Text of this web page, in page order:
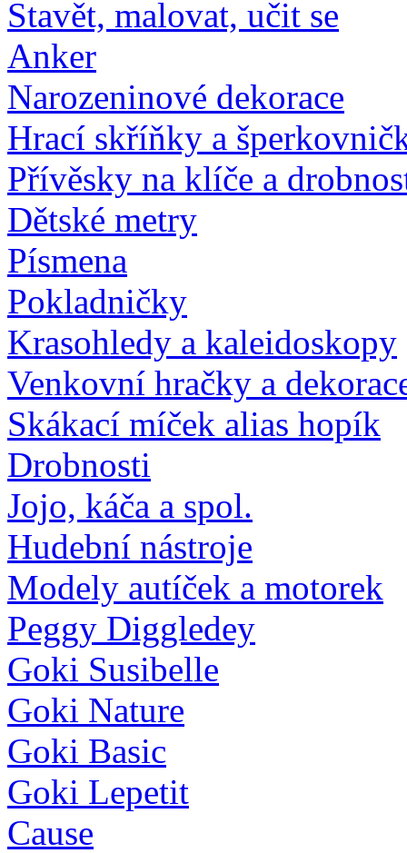
Stavět, malovat, učit se
Anker
Narozeninové dekorace
Hrací skříňky a
Přívěsky na klíče a
Dětské metry
Písmena
Pokladničky
Krasohledy a kaleidoskopy
Venkovní hračky a
Skákací míček alias hopík
Drobnosti
Jojo, káča a spol.
Hudební nástroje
Modely autíček a motorek
Peggy Diggledey
Goki Susibelle
Goki Nature
Goki Basic
Goki Lepetit
Cause